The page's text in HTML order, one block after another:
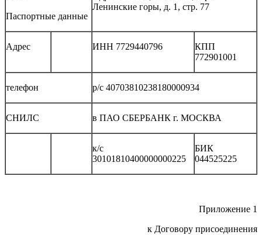
Паспортные данные
Ленинские горы, д. 1, стр. 77
Адрес ИНН 7729440796
КПП
772901001
телефон р/с 40703810238180000934
СНИЛС в ПАО СБЕРБАНК г. МОСКВА
к/с
30101810400000000225
БИК
044525225
Приложение 1
к Договору присоединения